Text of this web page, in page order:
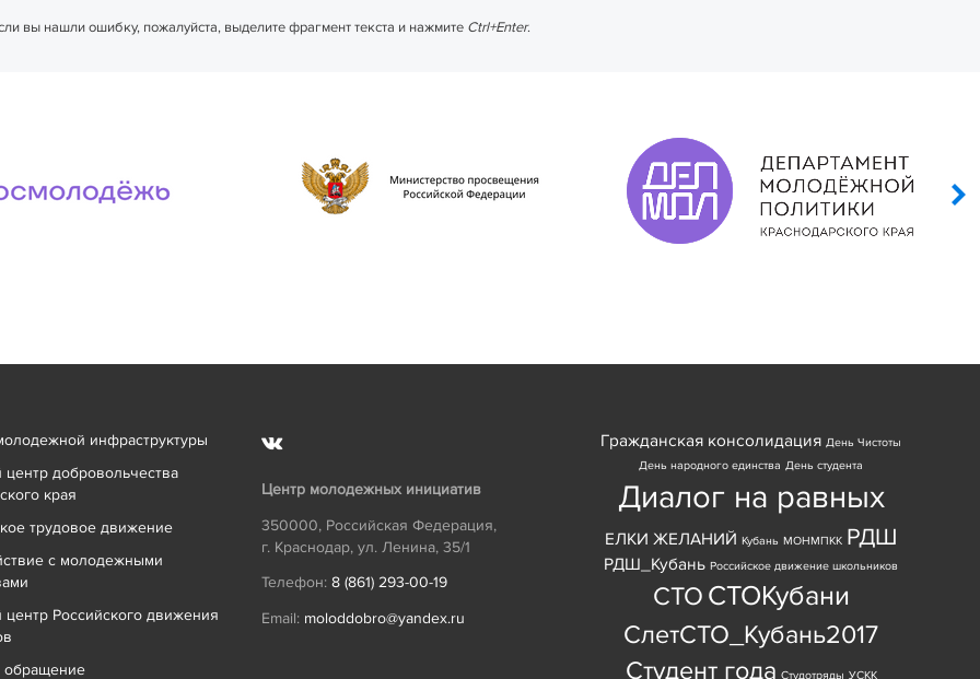
вы нашли ошибку, пожалуйста, выделите фрагмент текста и нажмите Ctrl+Enter.
инфраструктуры
добровольчества
края
трудовое движение
с молодежными
центр Российского движения
обращение
Центр молодежных инициатив
350000, Российская Федерация,
г. Краснодар, ул. Ленина, 35/1
Телефон: 8 (861) 293-00-19
Email: moloddobro@yandex.ru
Гражданская консолидация День Чистоты
День народного единства День студента
Диалог на равных
ЕЛКИ ЖЕЛАНИЙ Кубань МОНМПКК РДШ
РДШ_Кубань Российское движение школьников
СТО СТОКубани
СлетСТО_Кубань2017
Студент года Студотряды УСКК